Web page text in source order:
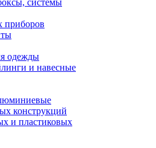
системы
приборов
одежды
и навесные
конструкций
и пластиковых